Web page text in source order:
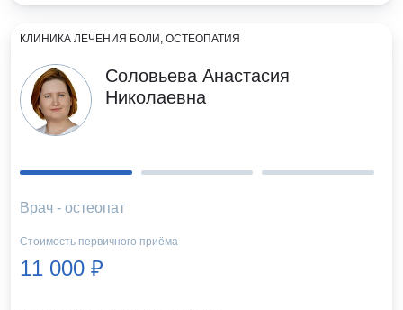
КЛИНИКА ЛЕЧЕНИЯ БОЛИ, ОСТЕОПАТИЯ
Соловьева Анастасия
Николаевна
Врач - остеопат
Стоимость первичного приёма
11 000 ₽